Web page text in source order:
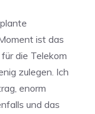
ist das
die Telekom
zulegen. Ich
enorm
und das